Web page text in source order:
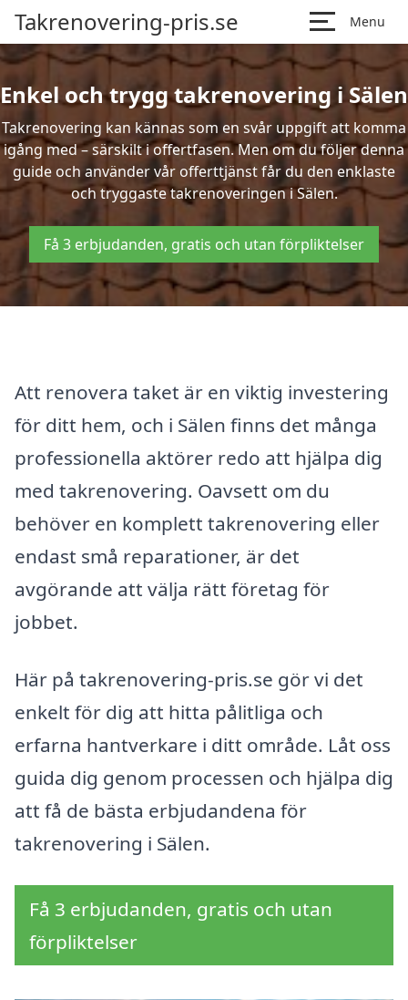
Takrenovering-pris.se Menu
Enkel och trygg takrenovering i Sälen
Takrenovering kan kännas som en svår uppgift att komma
igång med – särskilt i offertfasen. Men om du följer denna
guide och använder vår offerttjänst får du den enklaste
och tryggaste takrenoveringen i Sälen.
Få 3 erbjudanden, gratis och utan förpliktelser
Att renovera taket är en viktig investering
för ditt hem, och i Sälen finns det många
professionella aktörer redo att hjälpa dig
med takrenovering. Oavsett om du
behöver en komplett takrenovering eller
endast små reparationer, är det
avgörande att välja rätt företag för
jobbet.
Här på takrenovering-pris.se gör vi det
enkelt för dig att hitta pålitliga och
erfarna hantverkare i ditt område. Låt oss
guida dig genom processen och hjälpa dig
att få de bästa erbjudandena för
takrenovering i Sälen.
Få 3 erbjudanden, gratis och utan
förpliktelser